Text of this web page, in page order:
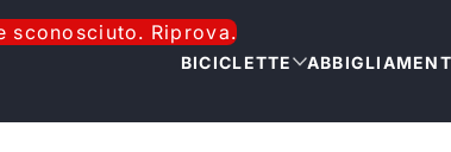
BICICLETTE
sconosciuto. Riprova.